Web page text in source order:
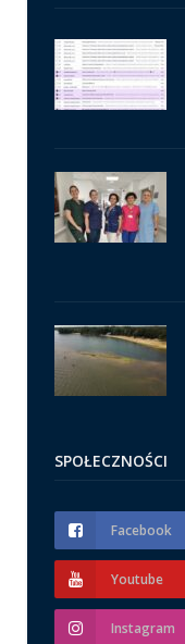
SPOŁECZNOŚCI
Facebook
Youtube
Instagram